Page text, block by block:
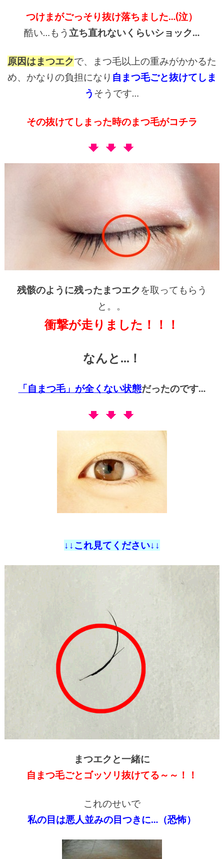
つけまがごっそり抜け落ちました…(泣）
酷い…もう立ち直れないくらいショック…
原因はまつエクで、まつ毛以上の重みがかかるた
め、かなりの負担になり 自まつ毛ごと抜けてしま
う そうです…
その抜けてしまった時のまつ毛がコチラ
残骸のように残ったまつエクを取ってもらう
と。。
衝撃が走りました！！！
なんと…！
「自まつ毛」が全くない状態だったのです…
↓↓これ見てください↓↓
まつエクと一緒に
自まつ毛ごとゴッソリ抜けてる～～！！
これのせいで
私の目は悪人並みの目つきに…（恐怖）